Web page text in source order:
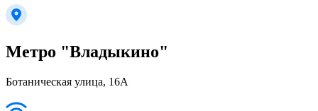
Метро "Владыкино"
Ботаническая улица, 16А